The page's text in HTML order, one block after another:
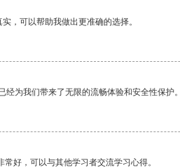
，可以帮助我做出更准确的选择。
经为我们带来了无限的流畅体验和安全性保护。
好，可以与其他学习者交流学习心得。